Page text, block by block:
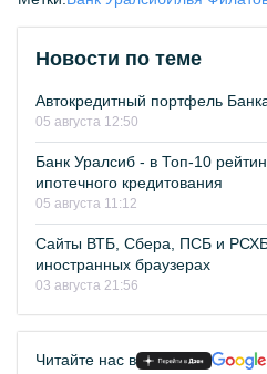
Новости по теме
Автокредитный портфель
05 августа 12:50
Банк Уралсиб - в Топ-10
ипотечного кредитования
05 августа 11:12
Сайты ВТБ, Сбера, ПСБ и РСХБ
иностранных браузерах
03 августа 21:56
Читайте нас в